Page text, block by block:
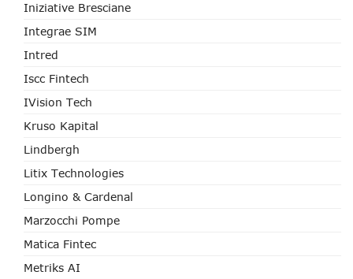
Iniziative Bresciane
Integrae SIM
Intred
Iscc Fintech
IVision Tech
Kruso Kapital
Lindbergh
Litix Technologies
Longino & Cardenal
Marzocchi Pompe
Matica Fintec
Metriks AI